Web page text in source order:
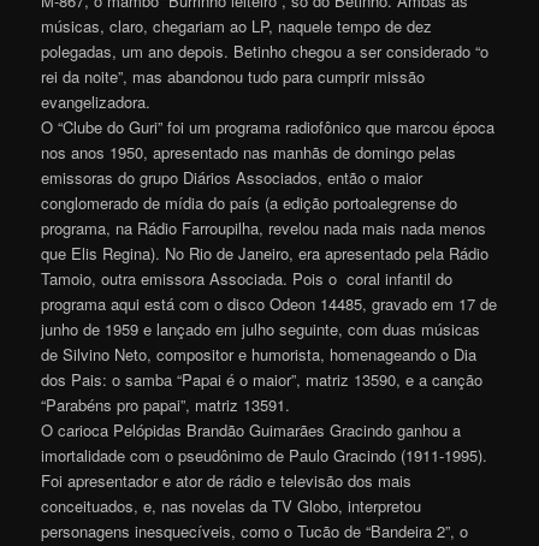
músicas, claro, chegariam ao LP, naquele tempo de dez
polegadas, um ano depois. Betinho chegou a ser considerado “o
rei da noite”, mas abandonou tudo para cumprir missão
evangelizadora.
O “Clube do Guri” foi um programa radiofônico que marcou época
nos anos 1950, apresentado nas manhãs de domingo pelas
emissoras do grupo Diários Associados, então o maior
conglomerado de mídia do país (a edição portoalegrense do
programa, na Rádio Farroupilha, revelou nada mais nada menos
que Elis Regina). No Rio de Janeiro, era apresentado pela Rádio
Tamoio, outra emissora Associada. Pois o coral infantil do
programa aqui está com o disco Odeon 14485, gravado em 17 de
junho de 1959 e lançado em julho seguinte, com duas músicas
de Silvino Neto, compositor e humorista, homenageando o Dia
dos Pais: o samba “Papai é o maior”, matriz 13590, e a canção
“Parabéns pro papai”, matriz 13591.
O carioca Pelópidas Brandão Guimarães Gracindo ganhou a
imortalidade com o pseudônimo de Paulo Gracindo (1911-1995).
Foi apresentador e ator de rádio e televisão dos mais
conceituados, e, nas novelas da TV Globo, interpretou
personagens inesquecíveis, como o Tucão de “Bandeira 2”, o